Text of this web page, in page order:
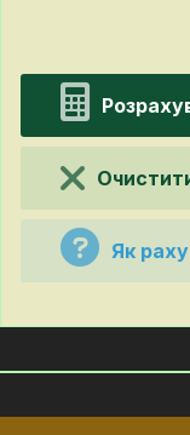
Як